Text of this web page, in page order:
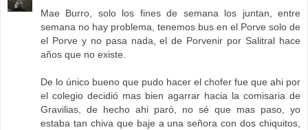
Mae Burro, solo los fines de semana los juntan, entre
semana no hay problema, tenemos bus en el Porve solo de
el Porve y no pasa nada, el de Porvenir por Salitral hace
años que no existe.
De lo único bueno que pudo hacer el chofer fue que ahi por
el colegio decidió mas bien agarrar hacia la comisaria de
Gravilias, de hecho ahi paró, no sé que mas paso, yo
estaba tan chiva que baje a una señora con dos chiquitos,